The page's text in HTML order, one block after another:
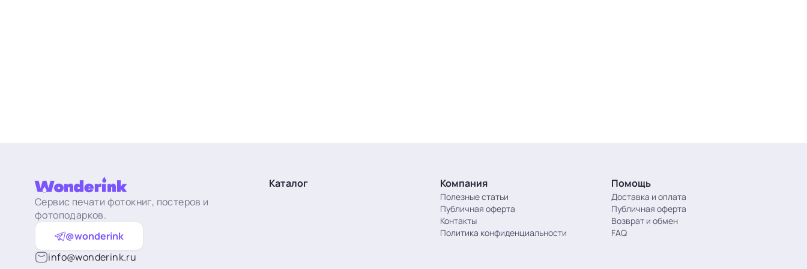
Сервис печати фотокниг, постеров и
фотоподарков.
@wonderink
info@wonderink.ru
Каталог Компания
Полезные статьи
Публичная оферта
Контакты
Политика конфиденциальности
Помощь
Доставка и оплата
Публичная оферта
Возврат и обмен
FAQ